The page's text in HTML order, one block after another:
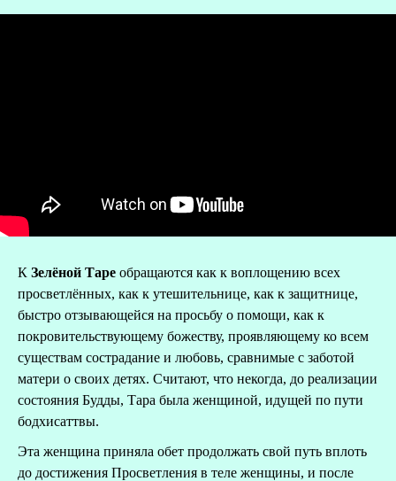
К Зелёной Таре обращаются как к воплощению всех
просветлённых, как к утешительнице, как к защитнице,
быстро отзывающейся на просьбу о помощи, как к
покровительствующему божеству, проявляющему ко всем
существам сострадание и любовь, сравнимые с заботой
матери о своих детях. Считают, что некогда, до реализации
состояния Будды, Тара была женщиной, идущей по пути
бодхисаттвы.
Эта женщина приняла обет продолжать свой путь вплоть
до достижения Просветления в теле женщины, и после